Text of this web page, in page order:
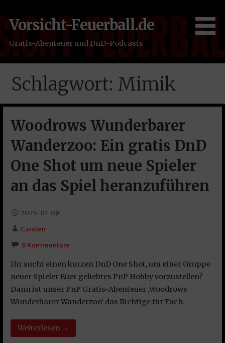
Inhalt
springen
Vorsicht-Feuerball.de
Gratis-Abenteuer und DnD-Podcasts
Schlagwort: Mimik
Woodrows Wunderbarer
Wanderzoo: Ein gratis DnD
One Shot um neue Spieler
an das Spiel heranzuführen
2025-01-09
Carsten
9 Kommentare
Ihr sucht einen kurzen DnD One Shot, um einer Gruppe
neuer Spieler Euer geliebtes PnP Hobby vorzustellen?
Dann ist unser PnP Gratis-Abenteuer ‚Woodrows
Wunderbarer Wanderzoo‘ das Richtige für Euch.
Weiterlesen →